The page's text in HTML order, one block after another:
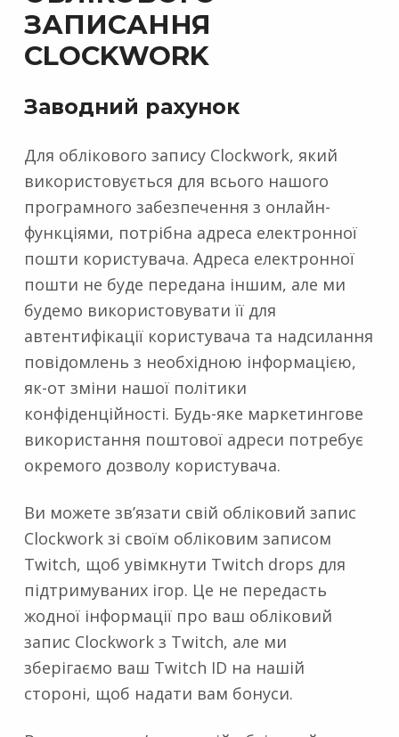
ЗАПИСАННЯ
CLOCKWORK
Заводний рахунок
Для облікового запису Clockwork, який
використовується для всього нашого
програмного забезпечення з онлайн-
функціями, потрібна адреса електронної
пошти користувача. Адреса електронної
пошти не буде передана іншим, але ми
будемо використовувати її для
автентифікації користувача та надсилання
повідомлень з необхідною інформацією,
як-от зміни нашої політики
конфіденційності. Будь-яке маркетингове
використання поштової адреси потребує
окремого дозволу користувача.
Ви можете зв’язати свій обліковий запис
Clockwork зі своїм обліковим записом
Twitch, щоб увімкнути Twitch drops для
підтримуваних ігор. Це не передасть
жодної інформації про ваш обліковий
запис Clockwork з Twitch, але ми
зберігаємо ваш Twitch ID на нашій
стороні, щоб надати вам бонуси.